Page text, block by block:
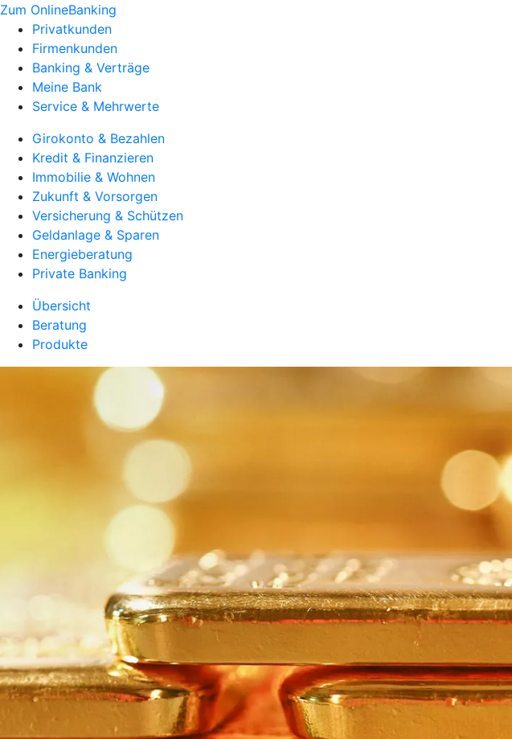
Zum OnlineBanking
Privatkunden
Firmenkunden
Banking & Verträge
Meine Bank
Service & Mehrwerte
Girokonto & Bezahlen
Kredit & Finanzieren
Immobilie & Wohnen
Zukunft & Vorsorgen
Versicherung & Schützen
Geldanlage & Sparen
Energieberatung
Private Banking
Übersicht
Beratung
Produkte